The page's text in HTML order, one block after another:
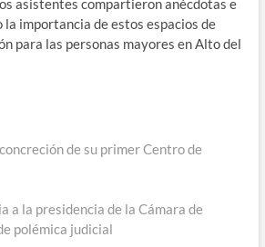
importancia de estos espacios de
para las personas mayores en Alto del
de su primer Centro de
a la presidencia de la Cámara de
polémica judicial